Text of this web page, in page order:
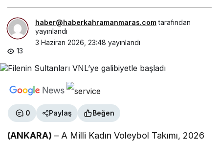
haber@haberkahramanmaras.comtarafından
yayınlandı
3 Haziran 2026, 23:48 yayınlandı
13
0 Paylaş Beğen
(ANKARA) – A Milli Kadın Voleybol Takımı, 2026